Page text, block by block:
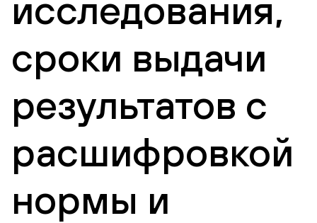
исследования,
сроки выдачи
результатов с
расшифровкой
нормы и